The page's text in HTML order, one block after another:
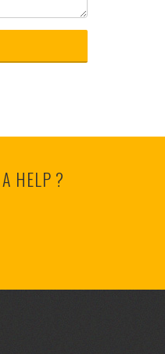
HELP ?